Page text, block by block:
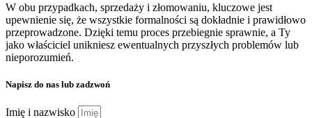
W obu przypadkach, sprzedaży i złomowaniu, kluczowe jest
upewnienie się, że wszystkie formalności są dokładnie i prawidłowo
przeprowadzone. Dzięki temu proces przebiegnie sprawnie, a Ty
jako właściciel unikniesz ewentualnych przyszłych problemów lub
nieporozumień.
Napisz do nas lub zadzwoń
Imię i nazwisko